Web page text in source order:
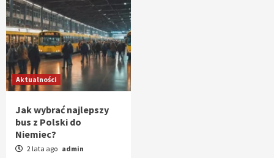
Aktualności
Jak wybrać najlepszy
bus z Polski do
Niemiec?
2 lata ago admin